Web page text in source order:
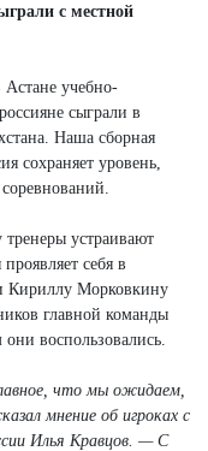
с местной
Астане учебно-
сыграли в
Наша сборная
сохраняет уровень,
устраивают
себя в
Кириллу Морковкину
главной команды
воспользовались.
что мы ожидаем,
мнение об игроках с
Илья Кравцов. — С